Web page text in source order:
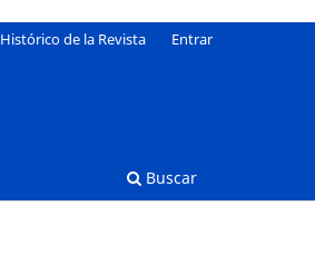
Buscar
Histórico de la Revista Entrar